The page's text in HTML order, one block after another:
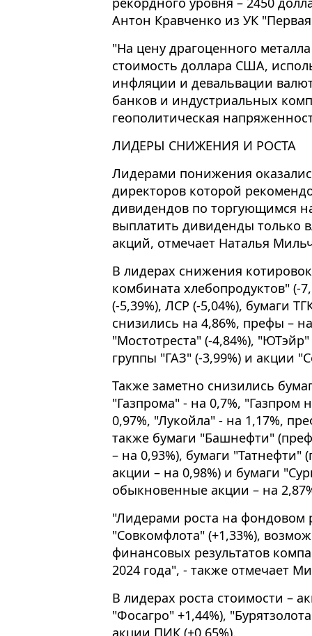
Антон Кравченко из УК
"На цену драгоценного
стоимость доллара США,
инфляции и девальвации
банков и индустриальных
геополитическая
ЛИДЕРЫ СНИЖЕНИЯ И РОСТА
Лидерами понижения
директоров которой
дивидендов по торгующимся
выплатить дивиденды только
акций, отмечает Наталья
В лидерах снижения
комбината хлебопродуктов" (-
(-5,39%), ЛСР (-5,04%), бумаги
снизились на 4,86%, префы –
"Мостотреста" (-4,84%),
группы "ГАЗ" (-3,99%) и акции
Также заметно снизились
"Газпрома" - на 0,7%, "Газпром
0,97%, "Лукойла" - на 1,17%,
также бумаги "Башнефти"
– на 0,93%), бумаги
акции – на 0,98%) и бумаги
обыкновенные акции – на
"Лидерами роста на фондовом
"Совкомфлота" (+1,33%),
финансовых результатов
2024 года", - также отмечает
В лидерах роста стоимости –
"Фосагро" +1,44%),
акции ПИК (+0,65%).